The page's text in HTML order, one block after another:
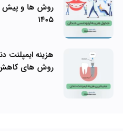
روش ها و پیش
۱۴۰۵
هزینه ایمپلنت
روش های